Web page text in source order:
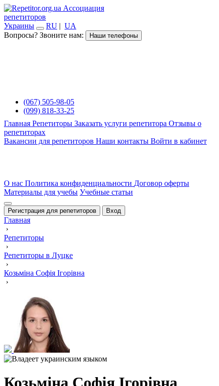
Ассоциация
репетиторов
Украины
RU | UA
Вопросы? Звоните нам:
Наши телефоны
(067) 505-98-05
(099) 818-33-25
Главная Репетиторы Заказать услуги репетитора Отзывы о
репетиторах
Вакансии для репетиторов Наши контакты Войти в кабинет
О нас Политика конфиденциальности Договор оферты
Материалы для учебы Учебные статьи
Регистрация для репетиторов Вход
Главная
›
Репетиторы
›
Репетиторы в Луцке
›
Козьміна Софія Ігорівна
›